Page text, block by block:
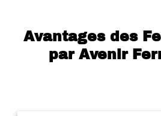
Avantages des
par Avenir